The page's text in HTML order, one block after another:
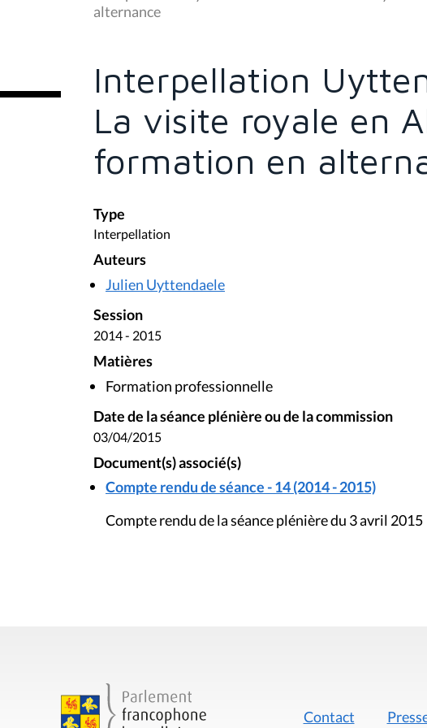
s
ê
alternance
Interpellation
La visite royale en
formation en
Type
Interpellation
Auteurs
Julien Uyttendaele
Session
2014 - 2015
Matières
Formation professionnelle
Date de la séance plénière ou de la commission
03/04/2015
Document(s) associé(s)
Compte rendu de séance - 14 (2014 - 2015)
Compte rendu de la séance plénière du 3 avril 2015
Contact